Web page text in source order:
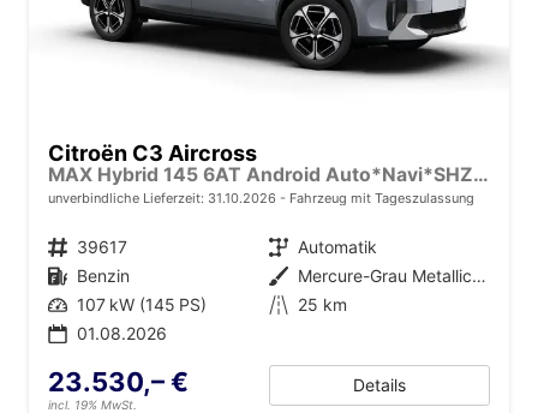
Citroën C3 Aircross
MAX Hybrid 145 6AT Android Auto*Navi*SHZ*Kamera*Totwinkel*Keyless*17"*Klimaauto
unverbindliche Lieferzeit: 31.10.2026 Fahrzeug mit Tageszulassung
Fahrzeugnr. 39617 Getriebe Automatik
Kraftstoff Benzin Außenfarbe
Mercure-Grau Metallic mit schwarzem Dach
Leistung 107 kW (145 PS) Kilometerstand 25 km
01.08.2026
23.530,– €
incl. 19% MwSt.
Details